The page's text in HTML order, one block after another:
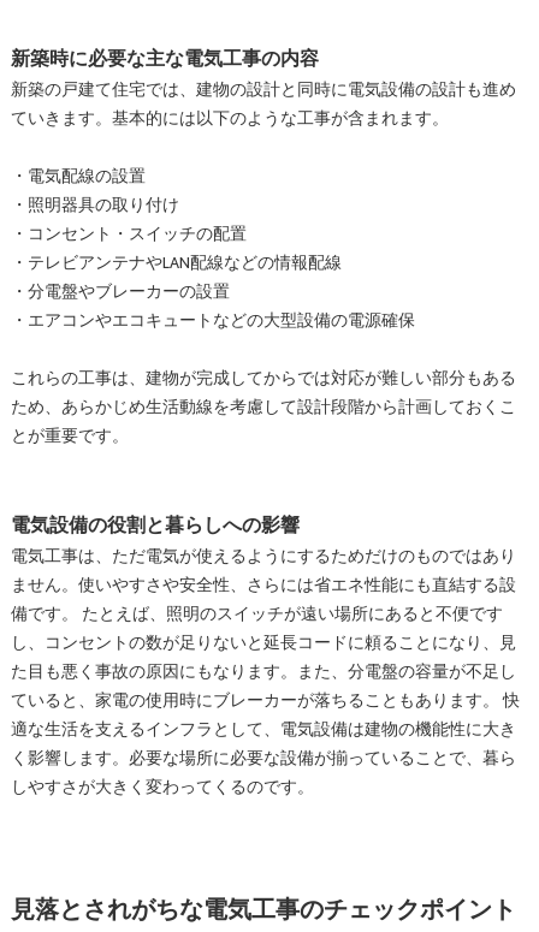
新築時に必要な主な電気工事の内容
新築の戸建て住宅では、建物の設計と同時に電気設備の設計も進め
ていきます。基本的には以下のような工事が含まれます。
・電気配線の設置
・照明器具の取り付け
・コンセント・スイッチの配置
・テレビアンテナやLAN配線などの情報配線
・分電盤やブレーカーの設置
・エアコンやエコキュートなどの大型設備の電源確保
これらの工事は、建物が完成してからでは対応が難しい部分もある
ため、あらかじめ生活動線を考慮して設計段階から計画しておくこ
とが重要です。
電気設備の役割と暮らしへの影響
電気工事は、ただ電気が使えるようにするためだけのものではあり
ません。使いやすさや安全性、さらには省エネ性能にも直結する設
備です。 たとえば、照明のスイッチが遠い場所にあると不便です
し、コンセントの数が足りないと延長コードに頼ることになり、見
た目も悪く事故の原因にもなります。また、分電盤の容量が不足し
ていると、家電の使用時にブレーカーが落ちることもあります。 快
適な生活を支えるインフラとして、電気設備は建物の機能性に大き
く影響します。必要な場所に必要な設備が揃っていることで、暮ら
しやすさが大きく変わってくるのです。
見落とされがちな電気工事のチェックポイント